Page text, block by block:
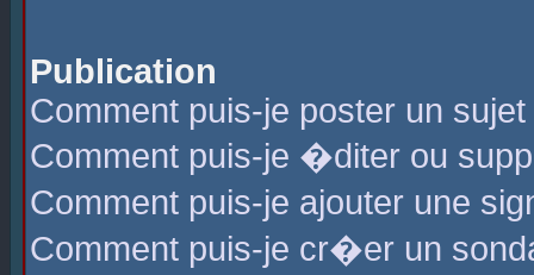
Publication
Comment puis-je poster un
Comment puis-je �diter ou
Comment puis-je ajouter une
Comment puis-je cr�er un